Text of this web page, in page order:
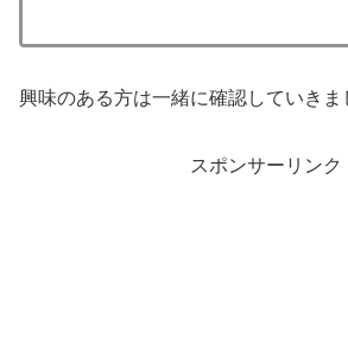
興味のある方は一緒に確認していきま
スポンサーリンク